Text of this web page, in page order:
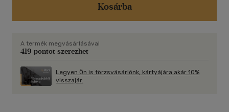
sikerrel is járhat. A hazánkban is lehengerlő sikert aratott A
könyvében.
Kosárba
A termék megvásárlásával
419 pontot szerezhet
Legyen Ön is törzsvásárlónk, kártyájára akár 10%
visszajár.